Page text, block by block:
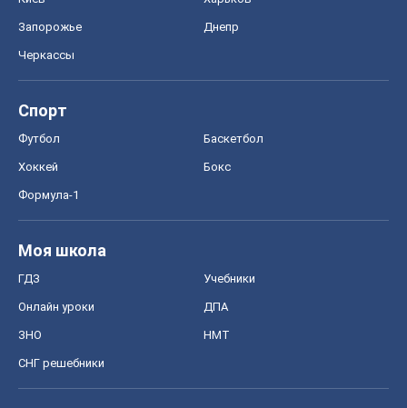
Запорожье Днепр
Черкассы
Спорт
Футбол Баскетбол
Хоккей Бокс
Формула-1
Моя школа
ГДЗ Учебники
Онлайн уроки ДПА
ЗНО НМТ
СНГ решебники